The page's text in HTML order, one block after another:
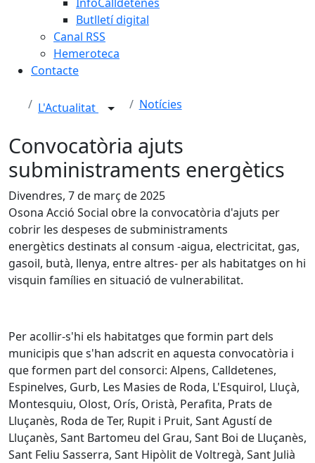
Butlletí digital
Canal RSS
Hemeroteca
Contacte
L'Actualitat Notícies
Convocatòria ajuts
subministraments energètics
Divendres, 7 de març de 2025
Osona Acció Social obre la convocatòria d'ajuts per
cobrir les despeses de subministraments
energètics destinats al consum -aigua, electricitat, gas,
gasoil, butà, llenya, entre altres- per als habitatges on hi
visquin famílies en situació de vulnerabilitat.
Per acollir-s'hi els habitatges que formin part dels
municipis que s'han adscrit en aquesta convocatòria i
que formen part del consorci: Alpens, Calldetenes,
Espinelves, Gurb, Les Masies de Roda, L'Esquirol, Lluçà,
Montesquiu, Olost, Orís, Oristà, Perafita, Prats de
Lluçanès, Roda de Ter, Rupit i Pruit, Sant Agustí de
Lluçanès, Sant Bartomeu del Grau, Sant Boi de Lluçanès,
Sant Feliu Sasserra, Sant Hipòlit de Voltregà, Sant Julià